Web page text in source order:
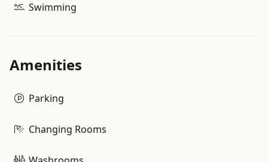
Swimming
Amenities
Parking
Changing Rooms